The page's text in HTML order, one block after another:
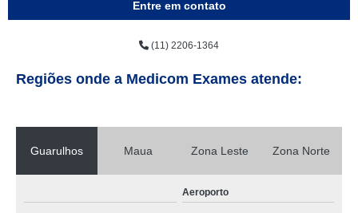
Entre em contato
(11) 2206-1364
Regiões onde a Medicom Exames atende:
Guarulhos Maua Zona Leste Zona Norte
Aeroporto